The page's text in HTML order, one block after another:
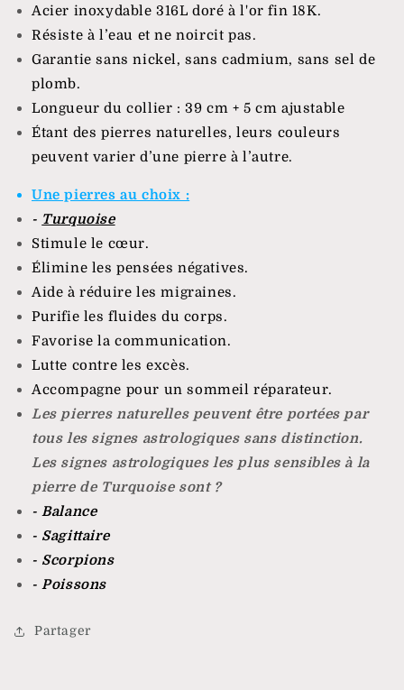
Acier inoxydable 316L doré à l'or fin 18K.
Résiste à l’eau et ne noircit pas.
Garantie sans nickel, sans cadmium, sans sel de
plomb.
Longueur du collier : 39 cm + 5 cm ajustable
Étant des pierres naturelles, leurs couleurs
peuvent varier d’une pierre à l’autre.
Une pierres au choix :
- Turquoise
Stimule le cœur.
Élimine les pensées négatives.
Aide à réduire les migraines.
Purifie les fluides du corps.
Favorise la communication.
Lutte contre les excès.
Accompagne pour un sommeil réparateur.
Les pierres naturelles peuvent être portées par
tous les signes astrologiques sans distinction.
Les signes astrologiques les plus sensibles à la
pierre de Turquoise sont ?
- Balance
- Sagittaire
- Scorpions
- Poissons
Partager